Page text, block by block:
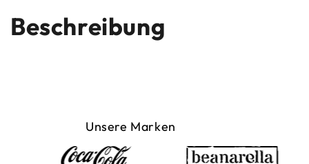
Beschreibung
Unsere Marken